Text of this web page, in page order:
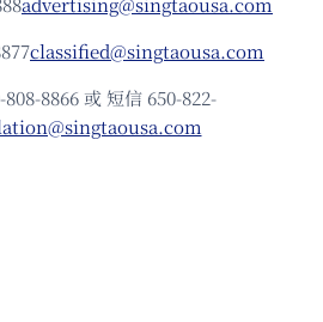
classified@singtaousa.com
808-8866 或 短信 650-822-